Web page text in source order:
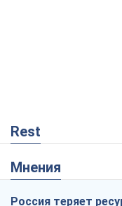
Rest
Мнения
Россия теряет